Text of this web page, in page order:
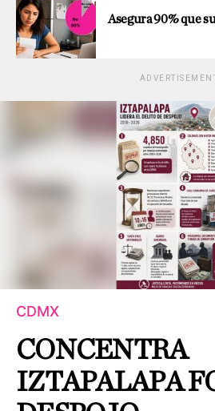
Asegura 90% que
CDMX
CONCENTRA
IZTAPALAPA